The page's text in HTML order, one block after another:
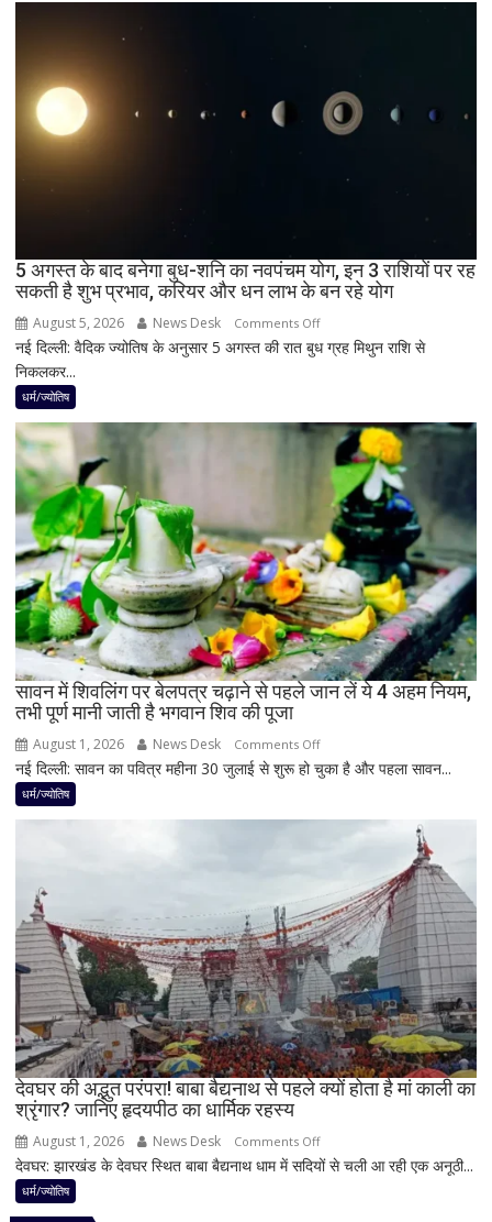
सूर्य
छा
जाएगा
या
नहीं
5 अगस्त के बाद बनेगा बुध-शनि का नवपंचम योग, इन 3 राशियों पर रह
सकती है शुभ प्रभाव, करियर और धन लाभ के बन रहे योग
August 5, 2026 News Desk Comments Offon
5
बाद
बनेगा
बुध-
शनि
नवपंचम
योग,
इन
3
राशियों
पर
रह
प्रभाव,
के
बन
रहे
योग
नई दिल्ली: वैदिक ज्योतिष के अनुसार 5 अगस्त की रात बुध ग्रह मिथुन राशि से
निकलकर...
धर्म/ज्योतिष
सावन में शिवलिंग पर बेलपत्र चढ़ाने से पहले जान लें ये 4 अहम नियम,
तभी पूर्ण मानी जाती है भगवान शिव की पूजा
August 1, 2026 News Desk Comments Offon
सावन
शिवलिंग
से
पहले
जान
लें
ये
4
अहम
नियम,
मानी
नई दिल्ली: सावन का पवित्र महीना 30 जुलाई से शुरू हो चुका है और पहला सावन...
धर्म/ज्योतिष
देवघर की अद्भुत परंपरा! बाबा बैद्यनाथ से पहले क्यों होता है मां काली का
श्रृंगार? जानिए हृदयपीठ का धार्मिक रहस्य
August 1, 2026 News Desk Comments Offon
देवघर
देवघर: झारखंड के देवघर स्थित बाबा बैद्यनाथ धाम में सदियों से चली आ रही एक अनूठी...
धर्म/ज्योतिष